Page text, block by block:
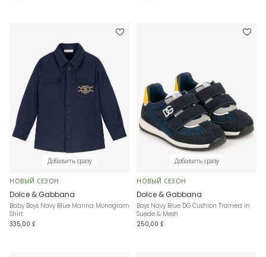
Добавить сразу
НОВЫЙ СЕЗОН
Dolce & Gabbana
Baby Boys Navy Blue Marina Monogram
Shirt
335,00 £
Добавить сразу
НОВЫЙ СЕЗОН
Dolce & Gabbana
Boys Navy Blue DG Cushion Trainers in
Suede & Mesh
250,00 £